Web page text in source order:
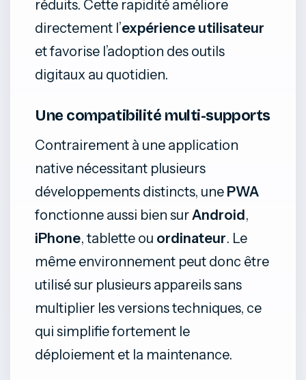
réduits. Cette rapidité améliore
directement l’expérience utilisateur
et favorise l’adoption des outils
digitaux au quotidien.
Une compatibilité multi-supports
Contrairement à une application
native nécessitant plusieurs
développements distincts, une PWA
fonctionne aussi bien surAndroid,
iPhone, tablette ou ordinateur. Le
même environnement peut donc être
utilisé sur plusieurs appareils sans
multiplier les versions techniques, ce
qui simplifie fortement le
déploiement et la maintenance.